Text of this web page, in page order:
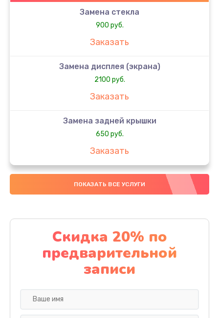
Замена стекла
900 руб.
Заказать
Замена дисплея (экрана)
2100 руб.
Заказать
Замена задней крышки
650 руб.
Заказать
Замена аккумулятора
4000 руб.
Замена материнской платы
1100 руб.
Заказать
ПОКАЗАТЬ ВСЕ УСЛУГИ
Скидка 20% по
предварительной
записи